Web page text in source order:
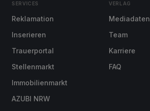
SERVICES
Reklamation
Inserieren
Trauerportal
Stellenmarkt
Immobilienmarkt
AZUBI NRW
VERLAG
Mediadaten
Team
Karriere
FAQ